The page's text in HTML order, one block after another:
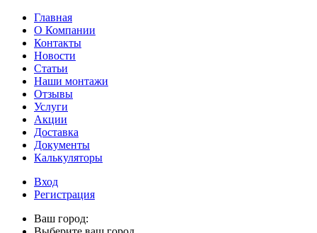
Главная
О Компании
Контакты
Новости
Статьи
Наши монтажи
Отзывы
Услуги
Акции
Доставка
Документы
Калькуляторы
Вход
Регистрация
Ваш город: